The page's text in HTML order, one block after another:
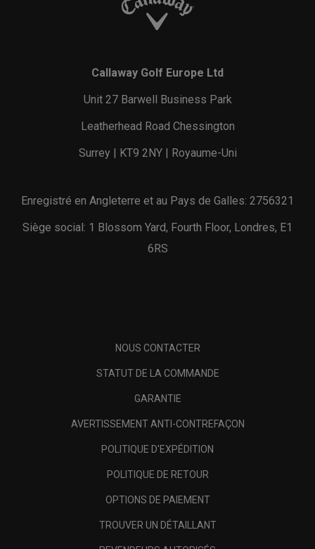
Callaway Golf Europe Ltd
Unit 27 Barwell Business Park
Leatherhead Road Chessington
Surrey | KT9 2NY | Royaume-Uni
Enregistré en Angleterre et au Pays de Galles: 2756321
Siège social: 1 Blossom Yard, Fourth Floor, Londres, E1
6RS
NOUS CONTACTER
STATUT DE LA COMMANDE
GARANTIE
AVERTISSEMENT ANTI-CONTREFAÇON
POLITIQUE D'EXPÉDITION
POLITIQUE DE RETOUR
OPTIONS DE PAIEMENT
TROUVER UN DÉTAILLANT